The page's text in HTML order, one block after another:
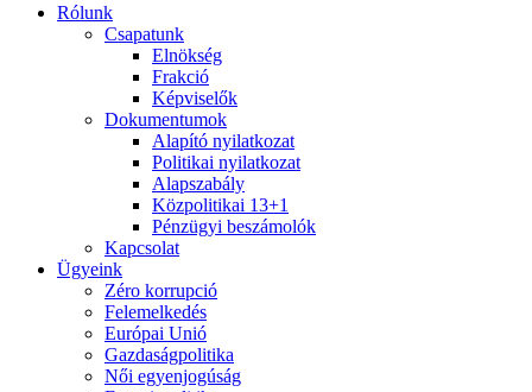
Rólunk
Csapatunk
Elnökség
Frakció
Képviselők
Dokumentumok
Alapító nyilatkozat
Politikai nyilatkozat
Alapszabály
Közpolitikai 13+1
Pénzügyi beszámolók
Kapcsolat
Ügyeink
Zéro korrupció
Felemelkedés
Európai Unió
Gazdaságpolitika
Női egyenjogúság